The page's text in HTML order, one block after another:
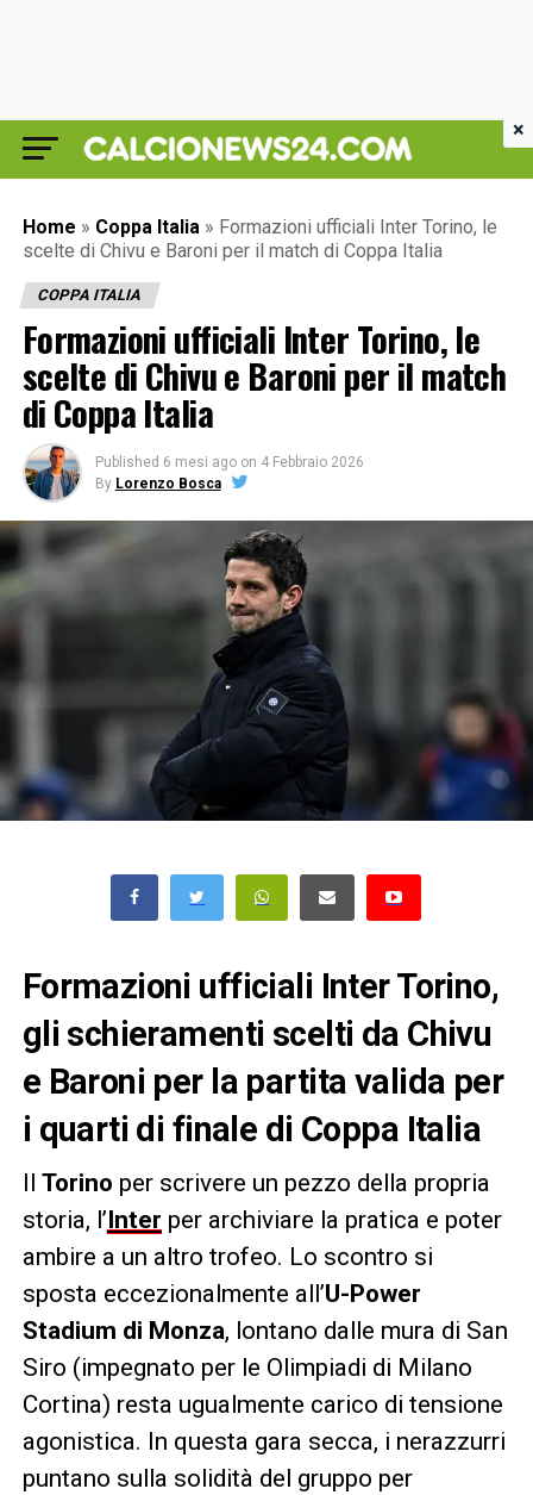
Home » Coppa Italia » Formazioni ufficiali Inter Torino, le
scelte di Chivu e Baroni per il match di Coppa Italia
COPPA ITALIA
Formazioni ufficiali Inter Torino, le
scelte di Chivu e Baroni per il match
di Coppa Italia
Published 6 mesi ago on 4 Febbraio 2026
By Lorenzo Bosca
Formazioni ufficiali Inter Torino,
gli schieramenti scelti da Chivu
e Baroni per la partita valida per
i quarti di finale di Coppa Italia
Il Torino per scrivere un pezzo della propria
storia, l’Inter per archiviare la pratica e poter
ambire a un altro trofeo. Lo scontro si
sposta eccezionalmente all’U-Power
Stadium di Monza, lontano dalle mura di San
Siro (impegnato per le Olimpiadi di Milano
Cortina) resta ugualmente carico di tensione
agonistica. In questa gara secca, i nerazzurri
puntano sulla solidità del gruppo per
×